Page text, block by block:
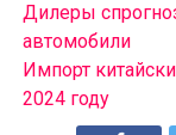
Дилеры
автомобили
Импорт
2024 году